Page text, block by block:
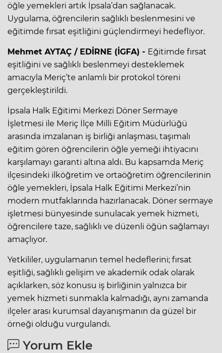
öğle yemekleri artık İpsala’dan sağlanacak.
Uygulama, öğrencilerin sağlıklı beslenmesini ve
eğitimde fırsat eşitliğini güçlendirmeyi hedefliyor.
Mehmet AYTAÇ / EDİRNE (İGFA) - Eğitimde fırsat
eşitliğini ve sağlıklı beslenmeyi desteklemek
amacıyla Meriç’te anlamlı bir protokol töreni
gerçekleştirildi.
İpsala Halk Eğitimi Merkezi Döner Sermaye
İşletmesi ile Meriç İlçe Milli Eğitim Müdürlüğü
arasında imzalanan iş birliği anlaşması, taşımalı
eğitim gören öğrencilerin öğle yemeği ihtiyacını
karşılamayı garanti altına aldı. Bu kapsamda Meriç
ilçesindeki ilköğretim ve ortaöğretim öğrencilerinin
öğle yemekleri, İpsala Halk Eğitimi Merkezi’nin
modern mutfaklarında hazırlanacak. Döner sermaye
işletmesi bünyesinde sunulacak yemek hizmeti,
öğrencilere taze, sağlıklı ve düzenli öğün sağlamayı
amaçlıyor.
Yetkililer, uygulamanın temel hedeflerini; fırsat
eşitliği, sağlıklı gelişim ve akademik odak olarak
açıklarken, söz konusu iş birliğinin yalnızca bir
yemek hizmeti sunmakla kalmadığı, aynı zamanda
ilçeler arası kurumsal dayanışmanın da güzel bir
örneği olduğu vurgulandı.
Yorum Ekle